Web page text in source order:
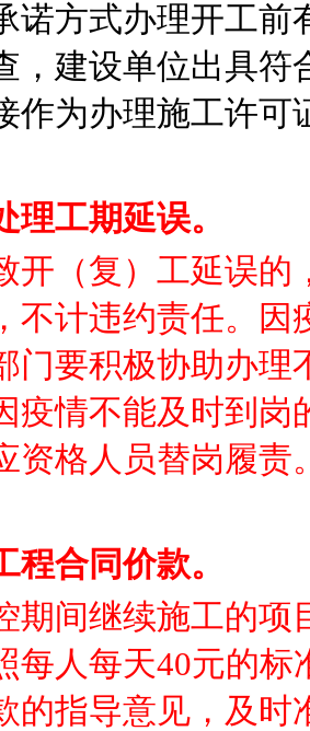
诺方式办理开工前
，建设单位出具
作为办理施工许可
理工期延误。
开（复）工延误
不计违约责任。
门要积极协助办
疫情不能及时到
资格人员替岗履责
程合同价款。
期间继续施工的项
每人每天40元的
的指导意见，及时